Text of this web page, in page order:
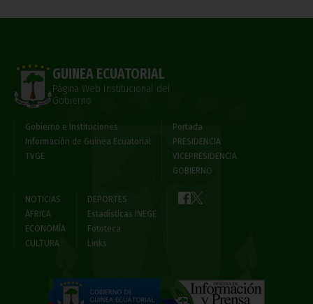
GUINEA ECUATORIAL
Página Web Institucional del
Gobierno
Gobierno e Instituciones
Información de Guinea Ecuatorial
TVGE
Portada
PRESIDENCIA
VICEPRESIDENCIA
GOBIERNO
NOTICIAS
ÁFRICA
ECONOMÍA
CULTURA
DEPORTES
Estadísticas INEGE
Fototeca
Links